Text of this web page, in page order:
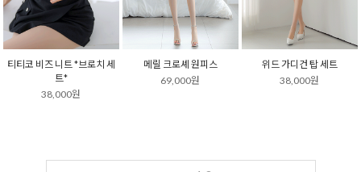
티티코 비즈 니트 *브로치 세
트*
38,000원
메릴 크로셰 원피스
69,000원
위드 가디건 탑 세트
38,000원